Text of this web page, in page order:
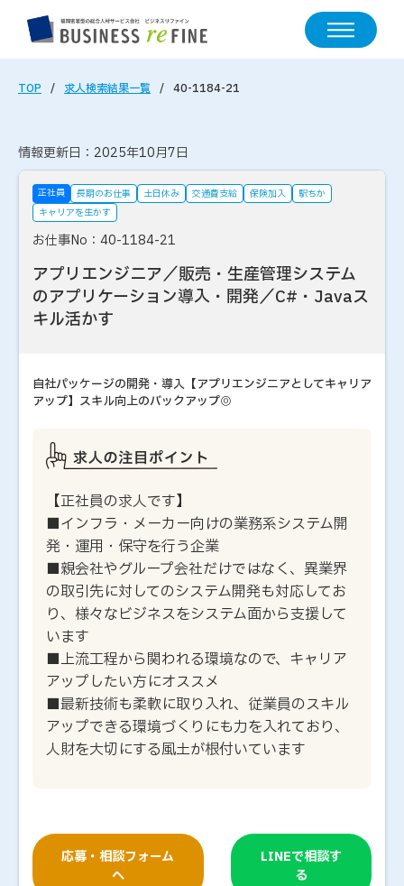
TOP 求人検索結果一覧 40-1184-21
情報更新日：2025年10月7日
正社員 長期のお仕事 土日休み 交通費支給 保険加入
駅ちか
キャリアを生かす
お仕事No：40-1184-21
アプリエンジニア／販売・生産管理システム
のアプリケーション導入・開発／C#・Javaス
キル活かす
自社パッケージの開発・導入【アプリエンジニアとしてキャリア
アップ】スキル向上のバックアップ◎
【正社員の求人です】
■インフラ・メーカー向けの業務系システム開
発・運用・保守を行う企業
■親会社やグループ会社だけではなく、異業界
の取引先に対してのシステム開発も対応してお
り、様々なビジネスをシステム面から支援して
います
■上流工程から関われる環境なので、キャリア
アップしたい方にオススメ
■最新技術も柔軟に取り入れ、従業員のスキル
アップできる環境づくりにも力を入れており、
人財を大切にする風土が根付いています
応募・相談フォーム
へ
LINEで相談す
る